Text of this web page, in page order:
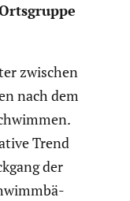
zwischen
nach dem
Trend
der